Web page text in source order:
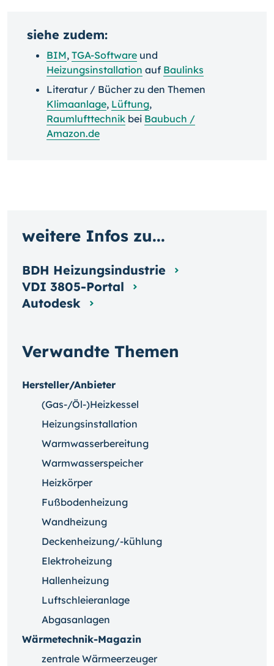
siehe zudem:
BIM, TGA-Software und
Heizungsinstallation auf Baulinks
Literatur / Bücher zu den Themen
Klimaanlage, Lüftung,
Raumlufttechnik bei Baubuch /
Amazon.de
Verwandte Themen
Hersteller/Anbieter
(Gas-/Öl-)Heizkessel
Heizungsinstallation
Warmwasserbereitung
Warmwasserspeicher
Heizkörper
Fußbodenheizung
Wandheizung
Deckenheizung/-kühlung
Elektroheizung
Hallenheizung
Luftschleieranlage
Abgasanlagen
Wärmetechnik-Magazin
zentrale Wärmeerzeuger
weitere Infos zu...
BDH Heizungsindustrie
VDI 3805-Portal
Autodesk